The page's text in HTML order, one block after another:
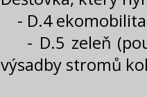
- D.4
- D.5 zeleň
výsadby stromů